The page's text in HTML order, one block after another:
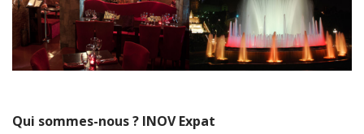
Qui sommes-nous ? INOV Expat